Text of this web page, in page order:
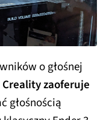
o głośnej
zaoferuje
głośnością